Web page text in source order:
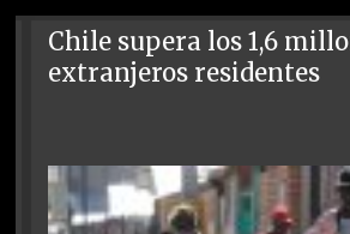
Chile supera los 1,6
extranjeros residentes